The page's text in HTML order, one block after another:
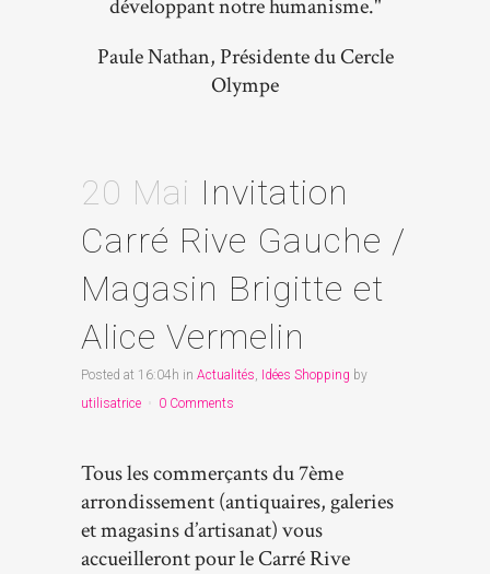
développant notre humanisme."
Paule Nathan, Présidente du Cercle
Olympe
20 Mai Invitation
Carré Rive Gauche /
Magasin Brigitte et
Alice Vermelin
Posted at 16:04h in Actualités, Idées Shopping by
utilisatrice
0 Comments
Tous les commerçants du 7ème
arrondissement (antiquaires, galeries
et magasins d’artisanat) vous
accueilleront pour le Carré Rive